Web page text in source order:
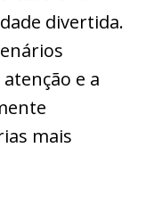
divertida.
e a
mais